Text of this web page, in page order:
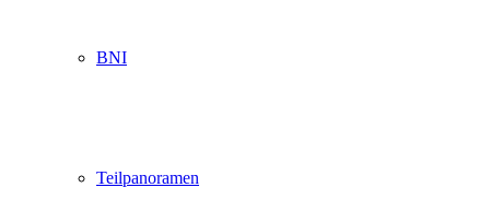
BNI
Teilpanoramen